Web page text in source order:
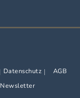
Datenschutz
AGB
Newsletter